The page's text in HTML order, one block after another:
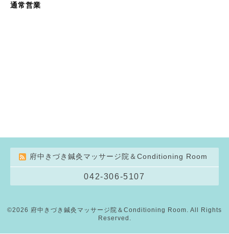
通常営業
府中きづき鍼灸マッサージ院＆Conditioning Room
042-306-5107
©2026 府中きづき鍼灸マッサージ院＆Conditioning Room . All Rights
Reserved.